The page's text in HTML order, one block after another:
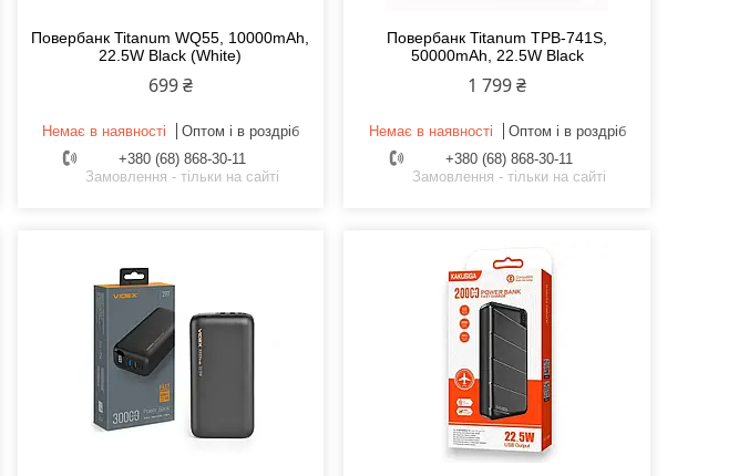
Повербанк Titanum WQ55, 10000mAh,
22.5W Black (White)
699 ₴
Немає в наявності
Оптом і в роздріб
+380 (68) 868-30-11
Замовлення - тільки на сайті
Повербанк Titanum TPB-741S,
50000mAh, 22.5W Black
1 799 ₴
Немає в наявності
Оптом і в роздріб
+380 (68) 868-30-11
Замовлення - тільки на сайті